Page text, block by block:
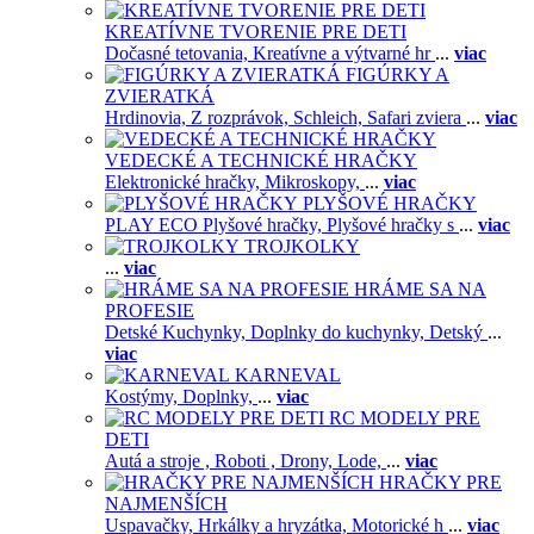
KREATÍVNE TVORENIE PRE DETI
Dočasné tetovania, Kreatívne a výtvarné hr ... viac
FIGÚRKY A
ZVIERATKÁ
Hrdinovia, Z rozprávok, Schleich, Safari zviera ... viac
VEDECKÉ A TECHNICKÉ HRAČKY
Elektronické hračky, Mikroskopy, ... viac
PLYŠOVÉ HRAČKY
PLAY ECO Plyšové hračky, Plyšové hračky s ... viac
TROJKOLKY
... viac
HRÁME SA NA
PROFESIE
Detské Kuchynky, Doplnky do kuchynky, Detský ...
viac
KARNEVAL
Kostýmy, Doplnky, ... viac
RC MODELY PRE
DETI
Autá a stroje , Roboti , Drony, Lode, ... viac
HRAČKY PRE
NAJMENŠÍCH
Uspavačky, Hrkálky a hryzátka, Motorické h ... viac